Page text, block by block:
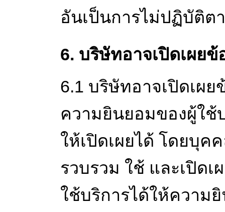
อันเป็นการไม่ปฏิบัติ
6. บริษัทอาจเปิดเผย
6.1 บริษัทอาจเปิดเผ
ความยินยอมของผู้ใ
ให้เปิดเผยได้ โดยบุค
รวบรวม ใช้ และเปิด
ใช้บริการได้ให้ความ